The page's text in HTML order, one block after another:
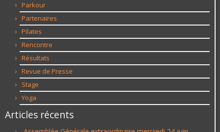
Parkour
Partenaires
Pilates
Rencontre
Résultats
Revue de Presse
Stage
Yoga
Articles récents